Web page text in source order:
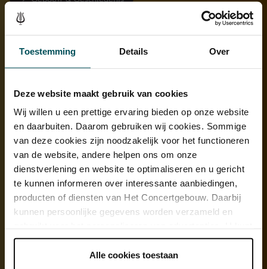
Toestemming Details Over
Deze website maakt gebruik van cookies
Wij willen u een prettige ervaring bieden op onze website
en daarbuiten. Daarom gebruiken wij cookies. Sommige
van deze cookies zijn noodzakelijk voor het functioneren
van de website, andere helpen ons om onze
dienstverlening en website te optimaliseren en u gericht
te kunnen informeren over interessante aanbiedingen,
producten of diensten van Het Concertgebouw. Daarbij
kunnen persoonlijke gegevens worden verzameld en
onder 'aanpassen' zelf welke cookies wij mogen
Alle cookies toestaan